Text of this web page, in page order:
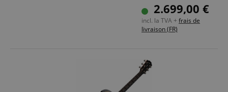
Électronique : The Claria Acoustic Pickup System
Couleur & Finition : Medium Stain, Gloss2.699,00 €
incl. la TVA + frais de
livraison (FR)